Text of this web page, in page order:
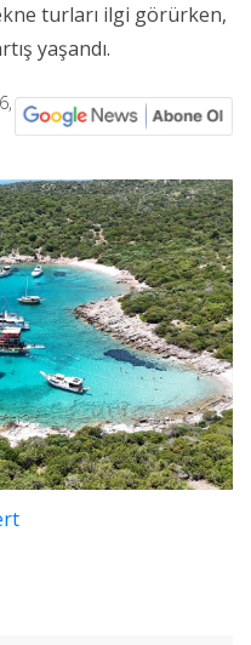
turları ilgi görürken,
yaşandı.